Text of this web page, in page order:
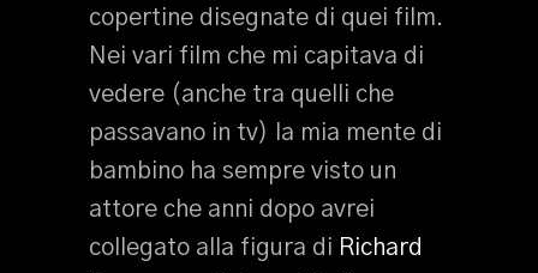
copertine disegnate di quei film.
Nei vari film che mi capitava di
vedere (anche tra quelli che
passavano in tv) la mia mente di
bambino ha sempre visto un
attore che anni dopo avrei
collegato alla figura di Richard